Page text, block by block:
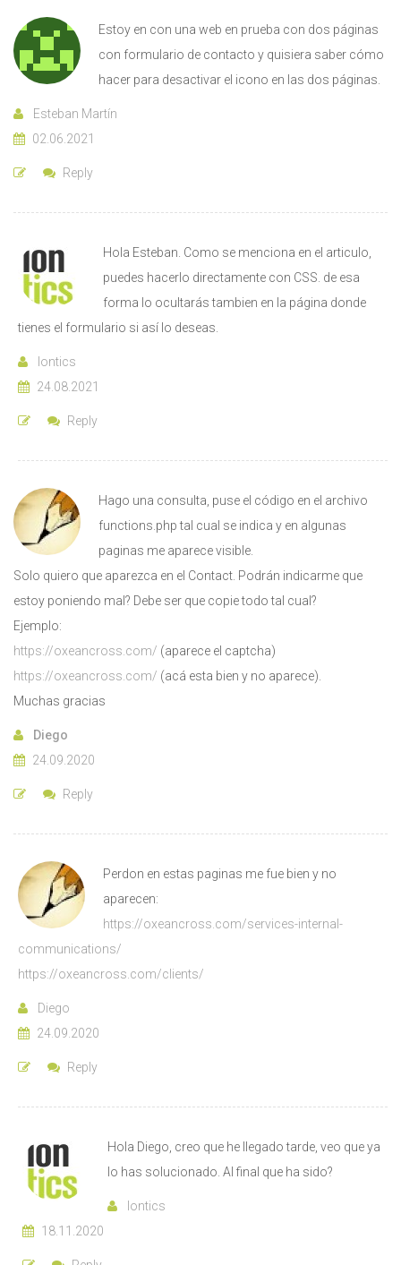
Estoy en con una web en prueba con dos páginas
con formulario de contacto y quisiera saber cómo
hacer para desactivar el icono en las dos páginas.
Esteban Martín
02.06.2021
Reply
Hola Esteban. Como se menciona en el articulo,
puedes hacerlo directamente con CSS. de esa
forma lo ocultarás tambien en la página donde
tienes el formulario si así lo deseas.
Iontics
24.08.2021
Reply
Hago una consulta, puse el código en el archivo
functions.php tal cual se indica y en algunas
paginas me aparece visible.
Solo quiero que aparezca en el Contact. Podrán indicarme que
estoy poniendo mal? Debe ser que copie todo tal cual?
Ejemplo:
https://oxeancross.com/ (aparece el captcha)
https://oxeancross.com/ (acá esta bien y no aparece).
Muchas gracias
Diego
24.09.2020
Reply
Perdon en estas paginas me fue bien y no
aparecen:
https://oxeancross.com/services-internal-
communications/
https://oxeancross.com/clients/
Diego
24.09.2020
Reply
Hola Diego, creo que he llegado tarde, veo que ya
lo has solucionado. Al final que ha sido?
Iontics
18.11.2020